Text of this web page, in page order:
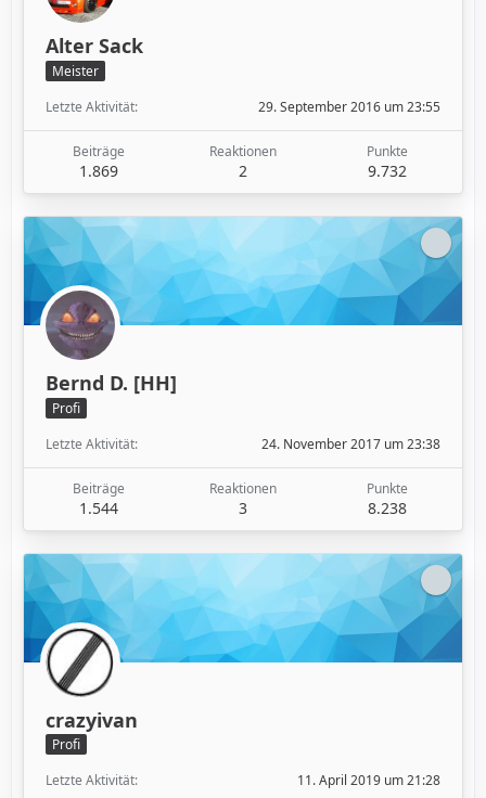
Alter Sack
Meister
Letzte Aktivität
29. September 2016 um 23:55
Beiträge
1.869
Reaktionen
2
Punkte
9.732
Bernd D. [HH]
Profi
Letzte Aktivität
24. November 2017 um 23:38
Beiträge
1.544
Reaktionen
3
Punkte
8.238
crazyivan
Profi
Letzte Aktivität
11. April 2019 um 21:28